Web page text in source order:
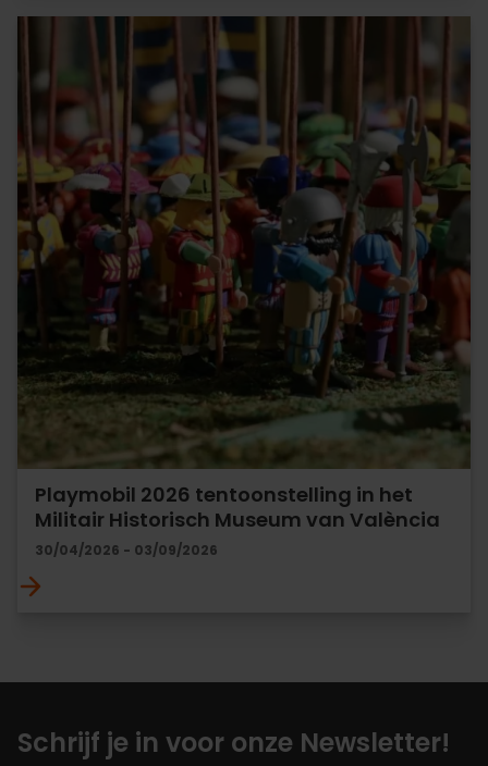
Playmobil 2026 tentoonstelling in het
Militair Historisch Museum van València
30/04/2026 - 03/09/2026
Schrijf je in voor onze Newsletter!